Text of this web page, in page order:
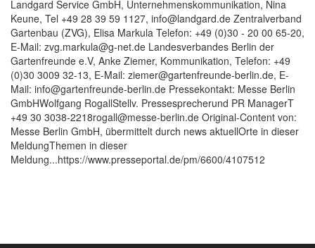
Landgard Service GmbH, Unternehmenskommunikation, Nina
Keune, Tel +49 28 39 59 1127, info@landgard.de Zentralverband
Gartenbau (ZVG), Elisa Markula Telefon: +49 (0)30 - 20 00 65-20,
E-Mail: zvg.markula@g-net.de Landesverbandes Berlin der
Gartenfreunde e.V, Anke Ziemer, Kommunikation, Telefon: +49
(0)30 3009 32-13, E-Mail: ziemer@gartenfreunde-berlin.de, E-
Mail: info@gartenfreunde-berlin.de Pressekontakt: Messe Berlin
GmbHWolfgang RogallStellv. Pressesprecherund PR ManagerT
+49 30 3038-2218rogall@messe-berlin.de Original-Content von:
Messe Berlin GmbH, übermittelt durch news aktuellOrte in dieser
MeldungThemen in dieser
Meldung...https://www.presseportal.de/pm/6600/4107512